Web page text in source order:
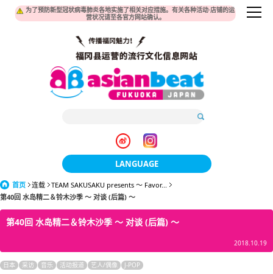
为了预防新型冠状病毒肺炎各地实施了相关对应措施。有关各种活动·店铺的运
营状况请至各官方网站确认。
LANGUAGE
日本語
한국어
繁體中文
首页 连载
TEAM SAKUSAKU presents ～ Favor...
第40回 水岛精二＆铃木沙季 ～ 对谈 (后篇) ～
第40回 水岛精二＆铃木沙季 ～ 对谈 (后篇) ～
2018.10.19
日本 采访 音乐 活动报道 艺人/偶像 J-POP